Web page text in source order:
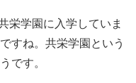
栄学園に入学していま
すね。共栄学園という
です。